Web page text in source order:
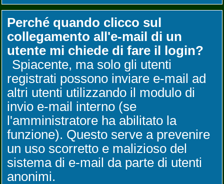
Perché quando clicco sul
collegamento all'e-mail di un
utente mi chiede di fare il login?
Spiacente, ma solo gli utenti
registrati possono inviare e-mail ad
altri utenti utilizzando il modulo di
invio e-mail interno (se
l'amministratore ha abilitato la
funzione). Questo serve a prevenire
un uso scorretto e malizioso del
sistema di e-mail da parte di utenti
anonimi.